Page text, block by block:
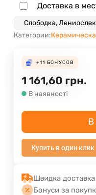
Доставка в
Категории:
+11 БОНУСОВ
1 161,60 грн.
В наявності
В
Купить в один клик
Швидка доставка
Бонуси за